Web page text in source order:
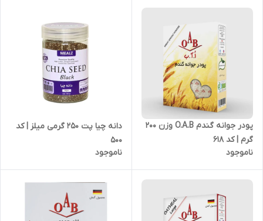
پودر جوانه گندم O.A.B وزن 200
گرم | کد 618
ناموجود
دانه چیا پت 250 گرمی میلز | کد
500
ناموجود